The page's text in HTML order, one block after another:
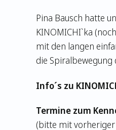
Pina Bausch hatte
KINOMICHI`ka
mit den langen
die Spiralbewegung
Info´s zu
Termine zum
(bitte mit